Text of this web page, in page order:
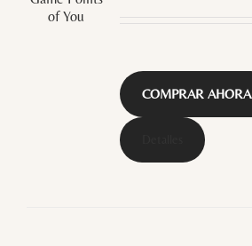
COMPRAR AHORA